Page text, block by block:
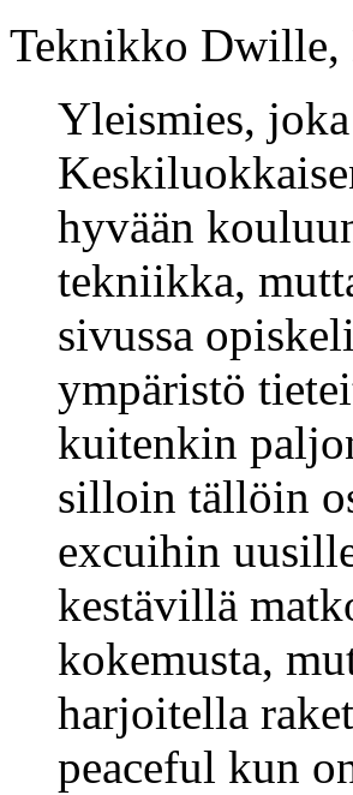
Teknikko Dwille,
Yleismies,
hyvään
tekniikka,
sivussa
ympäristö
kuitenkin
silloin tällöin
excuihin
kestävillä
kokemusta,
harjoitella
peaceful kun